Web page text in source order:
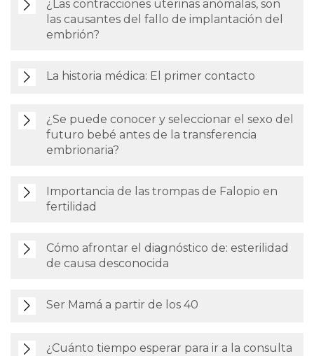
¿Las contracciones uterinas anómalas, son
las causantes del fallo de implantación del
embrión?
La historia médica: El primer contacto
¿Se puede conocer y seleccionar el sexo del
futuro bebé antes de la transferencia
embrionaria?
Importancia de las trompas de Falopio en
fertilidad
Cómo afrontar el diagnóstico de: esterilidad
de causa desconocida
Ser Mamá a partir de los 40
¿Cuánto tiempo esperar para ir a la consulta